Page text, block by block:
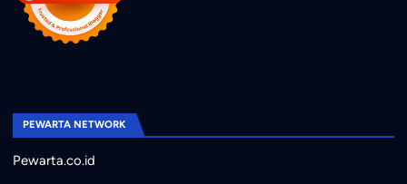
PEWARTA NETWORK
Pewarta.co.id